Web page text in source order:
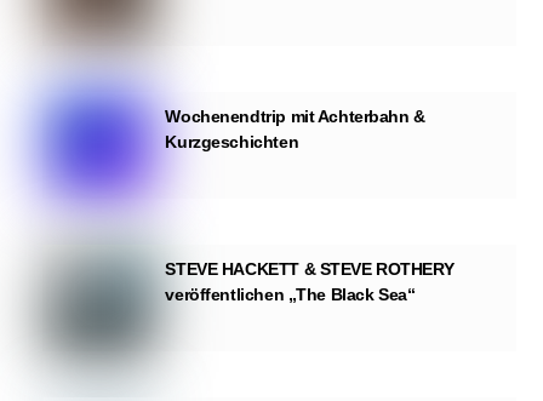
Wochenendtrip mit Achterbahn &
Kurzgeschichten
STEVE HACKETT & STEVE ROTHERY
veröffentlichen „The Black Sea“